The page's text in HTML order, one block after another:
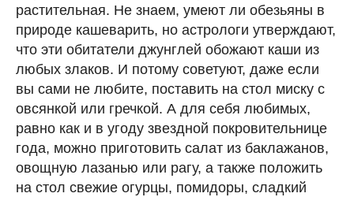
растительная. Не знаем, умеют ли обезьяны в
природе кашеварить, но астрологи утверждают,
что эти обитатели джунглей обожают каши из
любых злаков. И потому советуют, даже если
вы сами не любите, поставить на стол миску с
овсянкой или гречкой. А для себя любимых,
равно как и в угоду звездной покровительнице
года, можно приготовить салат из баклажанов,
овощную лазанью или рагу, а также положить
на стол свежие огурцы, помидоры, сладкий